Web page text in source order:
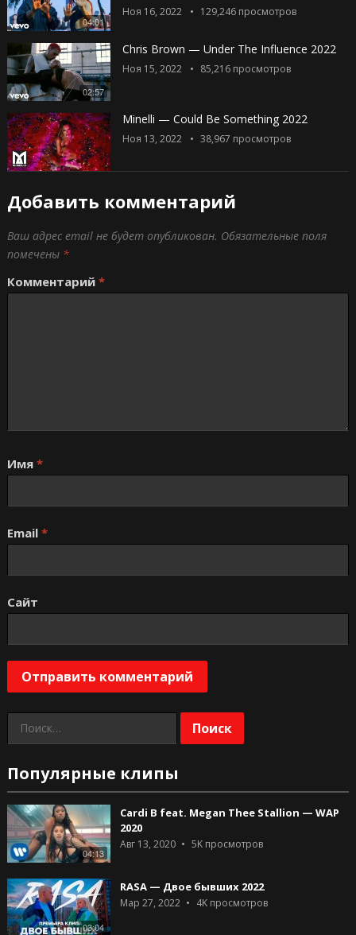
04:01
Ноя 16, 2022 129,246просмотров
02:57
Chris Brown — Under The Influence 2022
Ноя 15, 2022 85,216просмотров
Minelli — Could Be Something 2022
Ноя 13, 2022 38,967 просмотров
Добавить комментарий
Ваш адрес email не будет опубликован. Обязательные поля
помечены *
Комментарий *
Имя *
Email *
Сайт
Найти:
Популярные клипы
04:13
Cardi B feat. Megan Thee Stallion — WAP
2020
Авг 13, 2020 5Kпросмотров
03:04
RASA — Двое бывших 2022
Мар 27, 2022 4Kпросмотров